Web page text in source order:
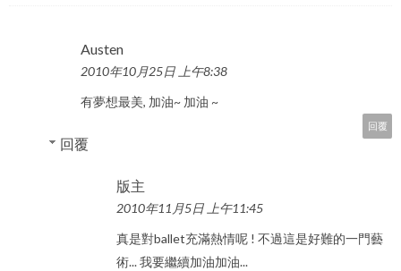
Austen
2010年10月25日 上午8:38
有夢想最美, 加油~ 加油 ~
回覆
回覆
版主
2010年11月5日 上午11:45
真是對ballet充滿熱情呢 ! 不過這是好難的一門藝
術... 我要繼續加油加油...